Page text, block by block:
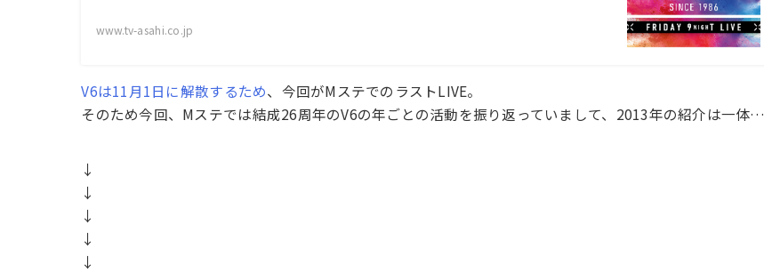
www.tv-asahi.co.jp
V6は11月1日に解散するため、今回がMステでのラストLIVE。
そのため今回、Mステでは結成26周年のV6の年ごとの活動を振り返っていまして、2013年の紹介は一体…
↓
↓
↓
↓
↓